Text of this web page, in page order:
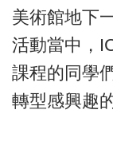
美術館地下
活動當中，
課程的同學
轉型感興趣